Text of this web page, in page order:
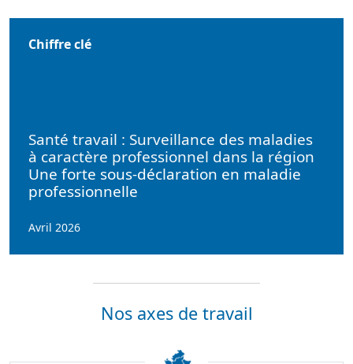
Chiffre clé
Santé travail : Surveillance des maladies
à caractère professionnel dans la région
Une forte sous-déclaration en maladie
professionnelle
Avril 2026
Nos axes de travail